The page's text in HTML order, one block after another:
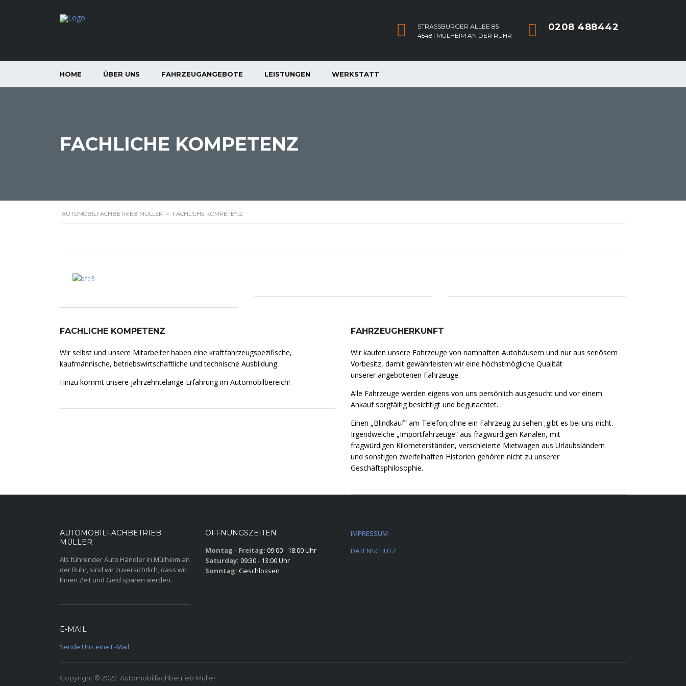
0208 488442
STRASSBURGER ALLEE 85
45481 MÜLHEIM AN DER RUHR
HOME ÜBER UNS FAHRZEUGANGEBOTE LEISTUNGEN WERKSTATT
FACHLICHE KOMPETENZ
AUTOMOBILFACHBETRIEB MÜLLER > FACHLICHE KOMPETENZ
FACHLICHE KOMPETENZ
Wir selbst und unsere Mitarbeiter haben eine kraftfahrzeugspezifische,
kaufmännische, betriebswirtschaftliche und technische Ausbildung.
Hinzu kommt unsere jahrzehntelange Erfahrung im Automobilbereich!
FAHRZEUGHERKUNFT
Wir kaufen unsere Fahrzeuge von namhaften Autohäusern und nur aus seriösem
Vorbesitz, damit gewährleisten wir eine höchstmögliche Qualität
unserer angebotenen Fahrzeuge.
Alle Fahrzeuge werden eigens von uns persönlich ausgesucht und vor einem
Ankauf sorgfältig besichtigt und begutachtet.
Einen „Blindkauf“ am Telefon,ohne ein Fahrzeug zu sehen ,gibt es bei uns nicht.
Irgendwelche „Importfahrzeuge“ aus fragwürdigen Kanälen, mit
fragwürdigen Kilometerständen, verschleierte Mietwagen aus Urlaubsländern
und sonstigen zweifelhaften Historien gehören nicht zu unserer
Geschäftsphilosophie.
AUTOMOBILFACHBETRIEB
MÜLLER
Als führender Auto Händler in Mülheim an
der Ruhr, sind wir zuversichtlich, dass wir
Ihnen Zeit und Geld sparen werden.
ÖFFNUNGSZEITEN
Montag - Freitag: 09:00 - 18:00 Uhr
Saturday: 09:30 - 13:00 Uhr
Sonntag: Geschlossen
IMPRESSUM
DATENSCHUTZ
E-MAIL
Sende Uns eine E-Mail
Copyright © 2022. Automobilfachbetrieb Müller